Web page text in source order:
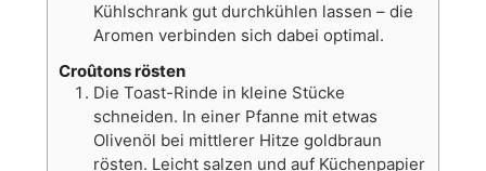
Kühlschrank gut durchkühlen lassen – die
Aromen verbinden sich dabei optimal.
Croûtons rösten
Die Toast-Rinde in kleine Stücke
schneiden. In einer Pfanne mit etwas
Olivenöl bei mittlerer Hitze goldbraun
rösten. Leicht salzen und auf Küchenpapier